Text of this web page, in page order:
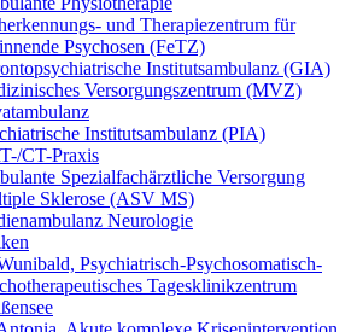
und Therapiezentrum für
Psychosen (FeTZ)
Institutsambulanz (GIA)
Versorgungszentrum (MVZ)
Institutsambulanz (PIA)
CT-Praxis
Spezialfachärztliche Versorgung
Sklerose (ASV MS)
Neurologie
Psychiatrisch-Psychosomatisch-
Tagesklinikzentrum